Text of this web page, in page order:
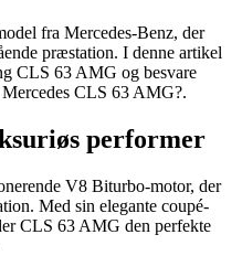
fra Mercedes-Benz, der
præstation. I denne artikel
CLS 63 AMG og besvare
CLS 63 AMG?.
performer
V8 Biturbo-motor, der
Med sin elegante coupé-
CLS 63 AMG den perfekte